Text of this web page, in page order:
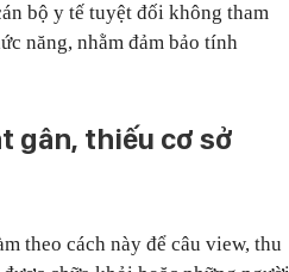
bộ y tế tuyệt đối không tham
năng, nhằm đảm bảo tính
gân, thiếu cơ sở
theo cách này để câu view, thu